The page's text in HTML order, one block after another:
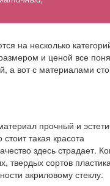
на несколько
и ценой все
а вот с материалами
прочный и
такая красота
здесь страдает.
твердых сортов
акриловому стеклу.